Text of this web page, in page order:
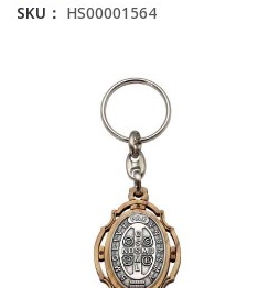
SKU： HS00001564